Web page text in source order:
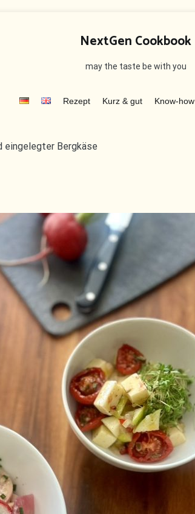
NextGen Cookbook
may the taste be with you
Rezept Kurz & gut Know-how
eingelegter Bergkäse